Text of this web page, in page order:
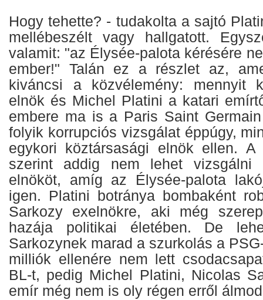
Hogy tehette? - tudakolta a sajtó
mellébeszélt vagy hallgatott.
valamit: "az Élysée-palota kérésére
ember!" Talán ez a részlet az,
kiváncsi a közvélemény: mennyit
elnök és Michel Platini a katari
embere ma is a Paris Saint
folyik korrupciós vizsgálat éppúgy,
egykori köztársasági elnök ellen. A
szerint addig nem lehet vizsgálni
elnököt, amíg az Élysée-palota
igen. Platini botránya bombaként
Sarkozy exelnökre, aki még
hazája politikai életében. De
Sarkozynek marad a szurkolás a
milliók ellenére nem lett
BL-t, pedig Michel Platini, Nicolas
emír még nem is oly régen erről